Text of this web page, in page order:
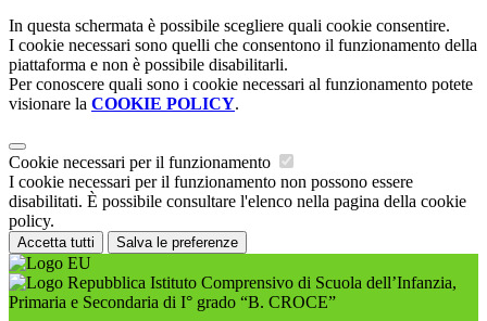
In questa schermata è possibile scegliere quali cookie consentire.
I cookie necessari sono quelli che consentono il funzionamento della
piattaforma e non è possibile disabilitarli.
Per conoscere quali sono i cookie necessari al funzionamento potete
visionare la COOKIE POLICY.
Cookie necessari per il funzionamento
I cookie necessari per il funzionamento non possono essere
disabilitati. È possibile consultare l'elenco nella pagina della cookie
policy.
Accetta tutti Salva le preferenze
Istituto Comprensivo di Scuola dell’Infanzia,
Primaria e Secondaria di I° grado “B. CROCE”